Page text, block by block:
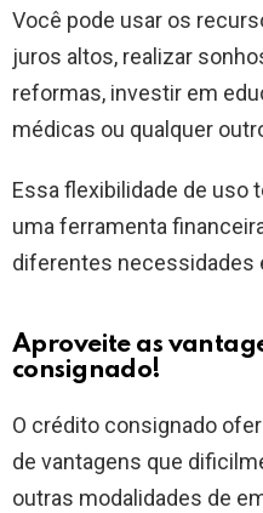
Você pode usar os
juros altos, realizar
reformas, investir em
médicas ou qualquer
Essa flexibilidade de uso
uma ferramenta
diferentes necessidades
Aproveite as
consignado!
O crédito consignado
de vantagens que
outras modalidades de